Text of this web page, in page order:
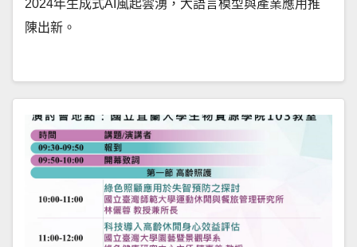
2024年生成式AI風起雲湧，大語言模型與產業應用推
陳出新。